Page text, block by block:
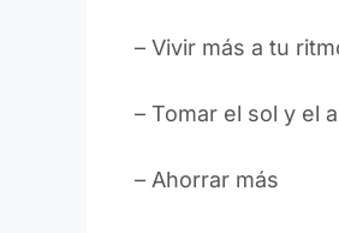
– Vivir más a tu
– Tomar el sol y el
– Ahorrar más